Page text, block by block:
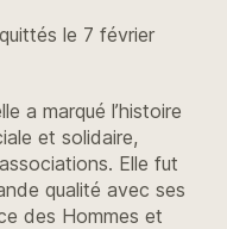
le 7 février
a marqué l’histoire
et solidaire,
Elle fut
qualité avec ses
des Hommes et